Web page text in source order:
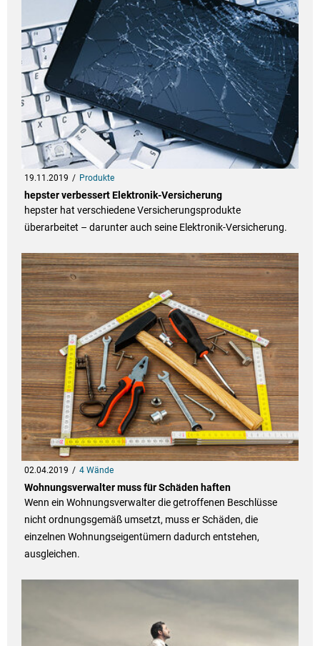
19.11.2019 Produkte
hepster verbessert Elektronik-Versicherung
hepster hat verschiedene Versicherungsprodukte
überarbeitet – darunter auch seine Elektronik-Versicherung.
02.04.2019 4 Wände
Wohnungsverwalter muss für Schäden haften
Wenn ein Wohnungsverwalter die getroffenen Beschlüsse
nicht ordnungsgemäß umsetzt, muss er Schäden, die
einzelnen Wohnungseigentümern dadurch entstehen,
ausgleichen.